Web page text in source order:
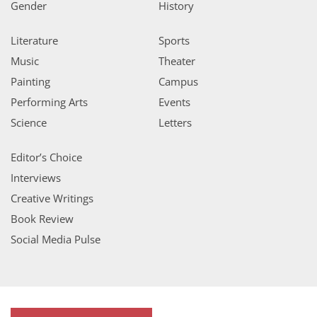
Gender History
Literature
Music
Painting
Performing Arts
Science
Sports
Theater
Campus
Events
Letters
Editor’s Choice
Interviews
Creative Writings
Book Review
Social Media Pulse